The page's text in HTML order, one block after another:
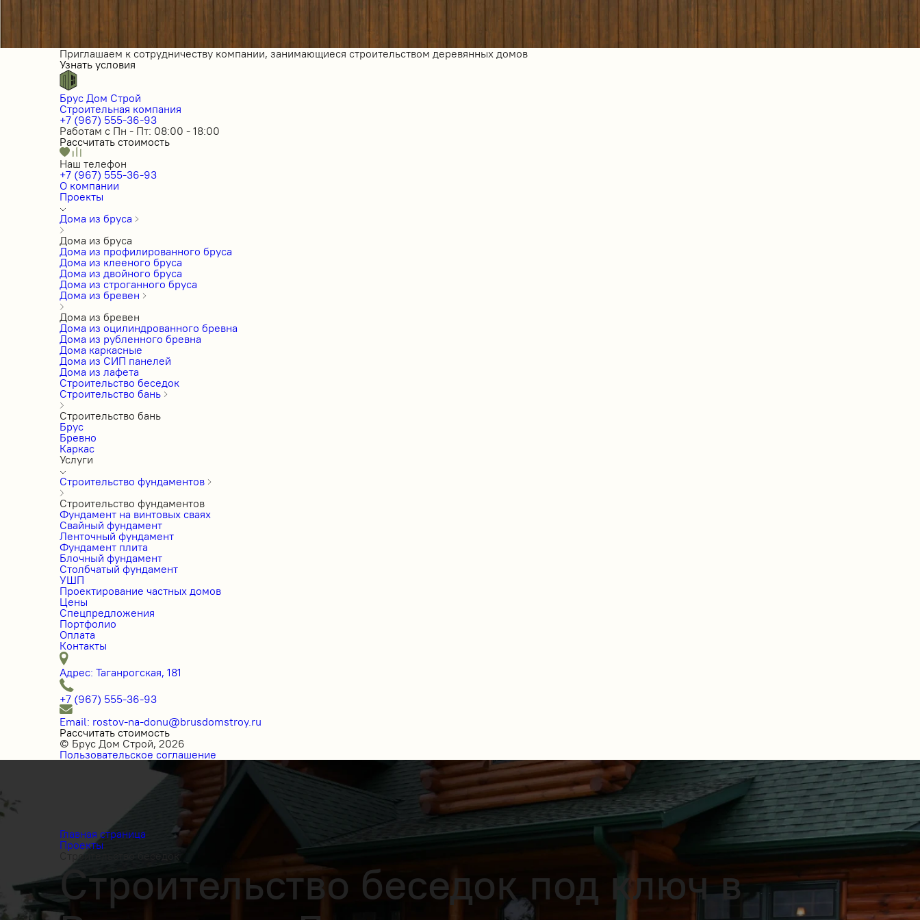
Приглашаем к сотрудничеству компании, занимающиеся строительством деревянных домов
Узнать условия
Брус Дом Строй
Строительная компания
+7 (967) 555-36-93
Работам с Пн - Пт: 08:00 - 18:00
Рассчитать стоимость
Наш телефон
+7 (967) 555-36-93
О компании
Проекты
Дома из бруса
Дома из бруса
Дома из профилированного бруса
Дома из клееного бруса
Дома из двойного бруса
Дома из строганного бруса
Дома из бревен
Дома из бревен
Дома из оцилиндрованного бревна
Дома из рубленного бревна
Дома каркасные
Дома из СИП панелей
Дома из лафета
Строительство беседок
Строительство бань
Строительство бань
Брус
Бревно
Каркас
Услуги
Строительство фундаментов
Строительство фундаментов
Фундамент на винтовых сваях
Свайный фундамент
Ленточный фундамент
Фундамент плита
Блочный фундамент
Столбчатый фундамент
УШП
Проектирование частных домов
Цены
Спецпредложения
Портфолио
Оплата
Контакты
Адрес: Таганрогская, 181
+7 (967) 555-36-93
Email: rostov-na-donu@brusdomstroy.ru
Рассчитать стоимость
© Брус Дом Строй, 2026
Пользовательское соглашение
Главная страница
Проекты
Строительство беседок
Строительство беседок под ключ в